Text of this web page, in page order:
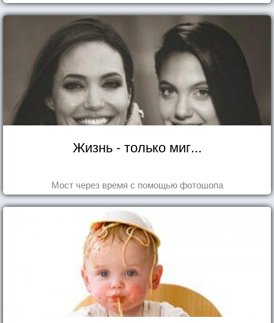
Жизнь - только миг...
Мост через время с помощью фотошопа